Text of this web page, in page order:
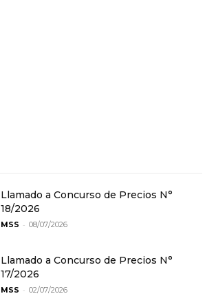
Llamado a Concurso de Precios N°
18/2026
MSS - 08/07/2026
Llamado a Concurso de Precios N°
17/2026
MSS - 02/07/2026